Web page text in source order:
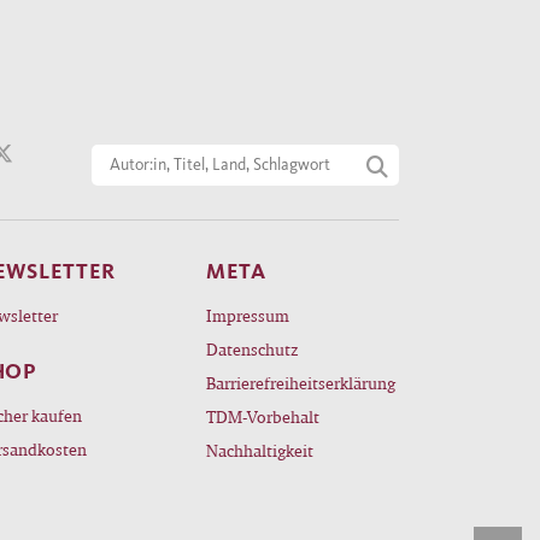
kaufen
META
Impressum
Datenschutz
Barrierefreiheitserklärung
TDM-Vorbehalt
Nachhaltigkeit